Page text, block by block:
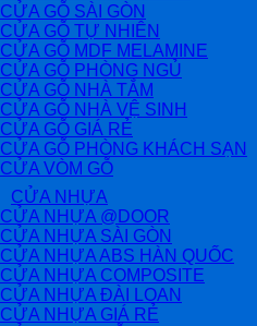
CỬA GỖ SÀI GÒN
CỬA GỖ TỰ NHIÊN
CỬA GỖ MDF MELAMINE
CỬA GỖ PHÒNG NGỦ
CỬA GỖ NHÀ TẮM
CỬA GỖ NHÀ VỆ SINH
CỬA GỖ GIÁ RẺ
CỬA GỖ PHÒNG KHÁCH SẠN
CỬA VÒM GỖ
CỬA NHỰA
CỬA NHỰA @DOOR
CỬA NHỰA SÀI GÒN
CỬA NHỰA ABS HÀN QUỐC
CỬA NHỰA COMPOSITE
CỬA NHỰA ĐÀI LOAN
CỬA NHỰA GIÁ RẺ